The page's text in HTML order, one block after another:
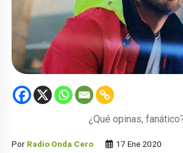
¿Qué opinas,
Por Radio Onda Cero 17 Ene 2020